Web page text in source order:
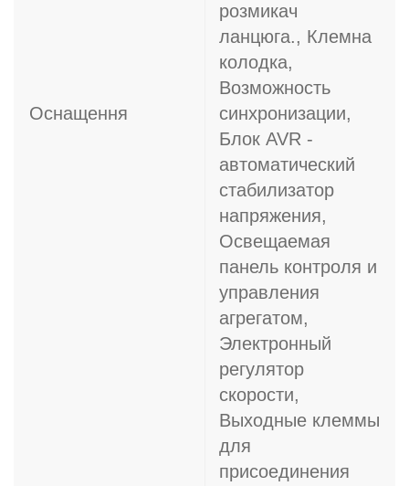
Оснащення
розмикач
ланцюга., Клемна
колодка,
Возможность
синхронизации,
Блок AVR -
автоматический
стабилизатор
напряжения,
Освещаемая
панель контроля и
управления
агрегатом,
Электронный
регулятор
скорости,
Выходные клеммы
для
присоединения